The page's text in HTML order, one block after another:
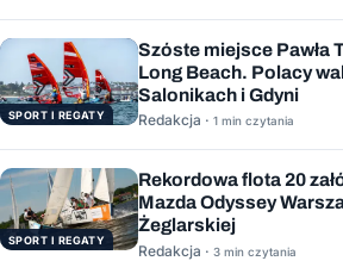
SPORT I REGATY
Szóste miejsce Pawła
Long Beach. Polacy
Salonikach i Gdyni
Redakcja · 1 min czytania
SPORT I REGATY
Rekordowa flota 20
Mazda Odyssey
Żeglarskiej
Redakcja · 3 min czytania